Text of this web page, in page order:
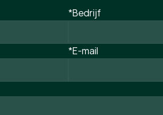
*Bedrijf
*E-mail